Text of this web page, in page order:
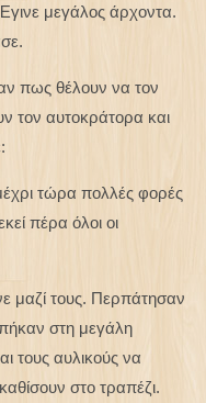
μεγάλος άρχοντα.
πως θέλουν να τον
τον αυτοκράτορα και
τώρα πολλές φορές
πέρα όλοι οι
μαζί τους. Περπάτησαν
στη μεγάλη
τους αυλικούς να
καθίσουν στο τραπέζι.